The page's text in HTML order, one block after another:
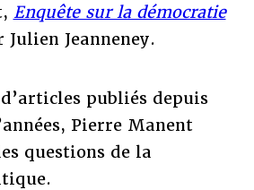
Enquête sur la démocratie
Jeanneney.
publiés depuis
Pierre Manent
questions de la